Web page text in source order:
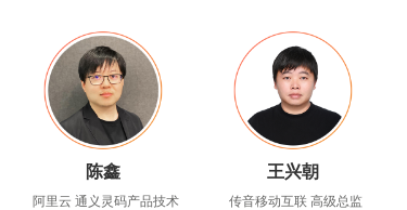
陈鑫
阿里云 通义灵码产品技术
王兴朝
传音移动互联 高级总监